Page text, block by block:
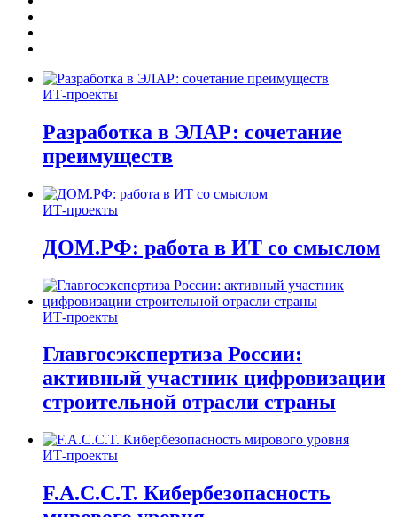
ИТ-проекты
Разработка в ЭЛАР: сочетание
преимуществ
ИТ-проекты
ДОМ.РФ: работа в ИТ со смыслом
ИТ-проекты
Главгосэкспертиза России:
активный участник цифровизации
строительной отрасли страны
ИТ-проекты
F.A.C.C.T. Кибербезопасность